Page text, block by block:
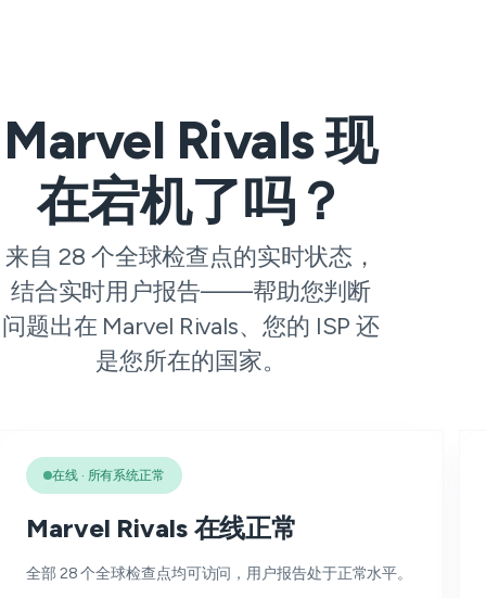
Marvel Rivals 现
在宕机了吗？
来自 28 个全球检查点的实时状态，
结合实时用户报告——帮助您判断
问题出在 Marvel Rivals、您的 ISP 还
是您所在的国家。
在线 · 所有系统正常
Marvel Rivals 在线正常
全部 28 个全球检查点均可访问，用户报告处于正常水平。